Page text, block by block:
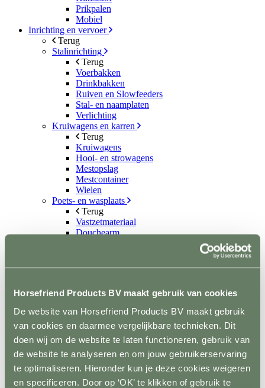
Horsefriend Products BV maakt gebruik van cookies
De website van Horsefriend Products BV maakt gebruik
van cookies en daarmee vergelijkbare technieken. Dit
doen wij om de website te laten functioneren, gebruik van
de website te analyseren en om jouw gebruikerservaring
te optimaliseren. Hieronder kun je deze cookies weigeren
en specificeren. Door op ‘OK’ te klikken of gebruik te
Prikpalen
Mobiel
Inrichting en vervoer
Terug
Stalinrichting
Terug
Voerbakken
Drinkbakken
Ruiven en Slowfeeders
Stal- en naamplaten
Verlichting
Kruiwagens en karren
Terug
Kruiwagens
Hooi- en strowagens
Mestopslag
Mestcontainer
Wielen
Poets- en wasplaats
Terug
Vastzetmateriaal
Douchearm
Zadel- en tuigkarren
Kasten
Dekenrekken
Ophanghaken
Hoofdstelhouders
Wassen en drogen
Gereedschap
Terug
Mestvorken